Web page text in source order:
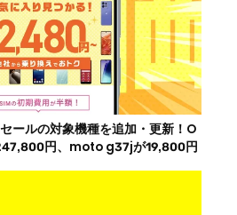
ールの対象機種を追加・更新！O
円、moto g37jが19,800円